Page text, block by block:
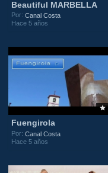
Beautiful MARBELLA
Por:Canal Costa
Hace 5 años
Fuengirola
Por:Canal Costa
Hace 5 años